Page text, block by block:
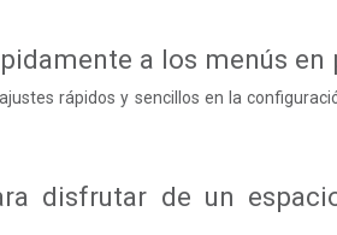
a los menús en
rápidos y sencillos en la
disfrutar de un